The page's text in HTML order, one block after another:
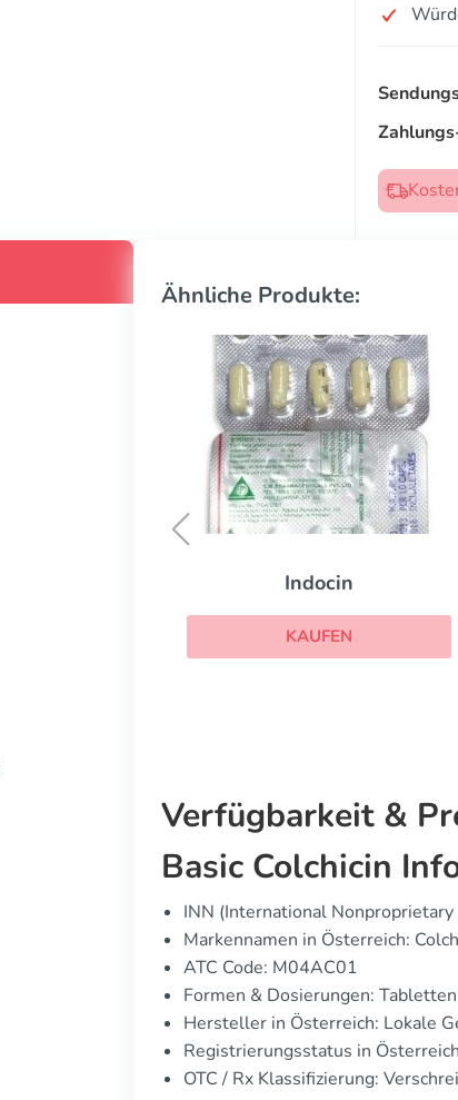
Ähnliche Produkte:
Movalis
KAUFEN
Verfügbarkeit &
Basic Colchicin
INN (International Nonproprietary
Markennamen in Österreich:
ATC Code: M04AC01
Formen & Dosierungen:
Hersteller in Österreich: Lokale
Registrierungsstatus in
OTC / Rx Klassifizierung: